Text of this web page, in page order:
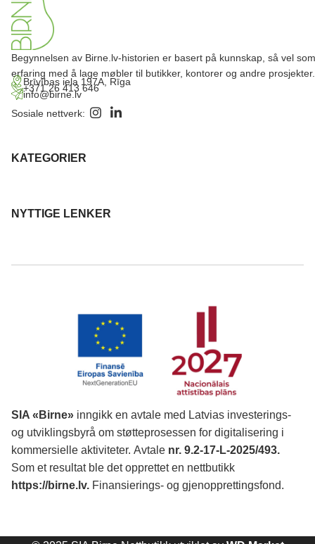
Begynnelsen av Birne.lv-historien er basert på kunnskap, så vel som
erfaring med å lage møbler til butikker, kontorer og andre prosjekter.
Brīvības iela 197A, Rīga
+371 26 413 646
info@birne.lv
Sosiale nettverk:
KATEGORIER
NYTTIGE LENKER
SIA «Birne» inngikk en avtale med Latvias investerings-
og utviklingsbyrå om støtteprosessen for digitalisering i
kommersielle aktiviteter. Avtale nr. 9.2-17-L-2025/493.
Som et resultat ble det opprettet en nettbutikk
https://birne.lv. Finansierings- og gjenopprettingsfond.